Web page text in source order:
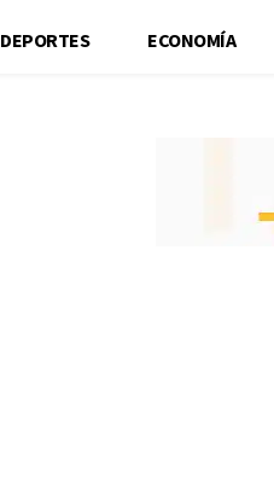
DEPORTES ECONOMÍA